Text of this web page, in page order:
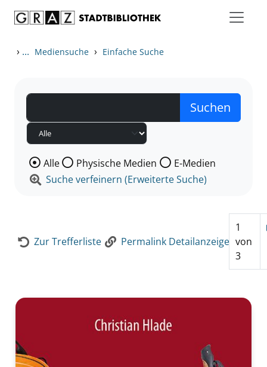
› ... Mediensuche › Einfache Suche
Wählen Sie die Medienart nach der Sie suchen wollen.
Alle Physische Medien
E-Medien
Suche verfeinern (Erweiterte Suche)
Zur Trefferliste Permalink Detailanzeige
1
von
3